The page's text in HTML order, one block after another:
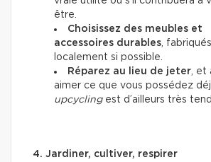
être.
Choisissez des meubles et
accessoires durables , fabriqués
localement si possible.
Réparez au lieu de jeter ,
aimer ce que vous possédez
upcyclingest d’ailleurs très
4. Jardiner, cultiver, respirer